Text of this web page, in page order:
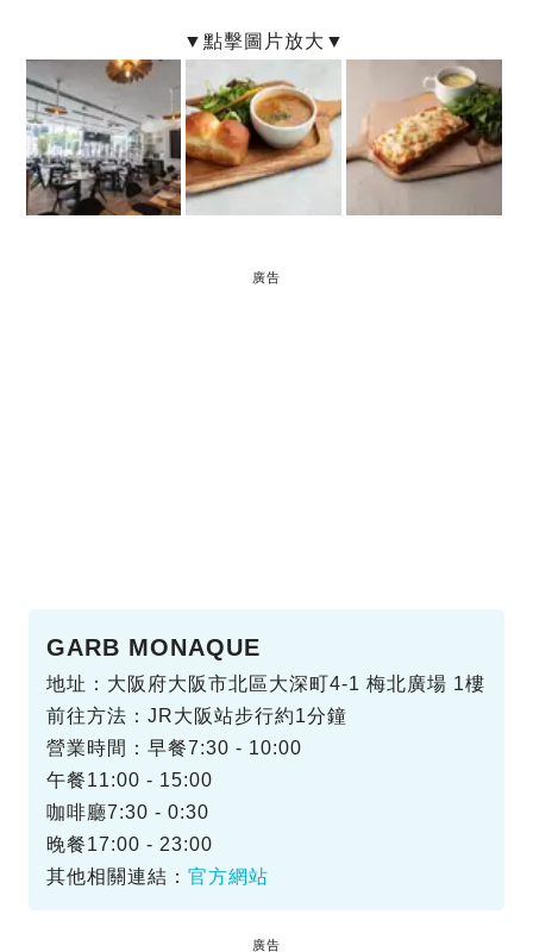
廣告
GARB MONAQUE
地址：大阪府大阪市北區大深町4-1 梅北廣場 1樓
前往方法：JR大阪站步行約1分鐘
營業時間：早餐7:30 - 10:00
午餐11:00 - 15:00
咖啡廳7:30 - 0:30
晚餐17:00 - 23:00
其他相關連結： 官方網站
廣告